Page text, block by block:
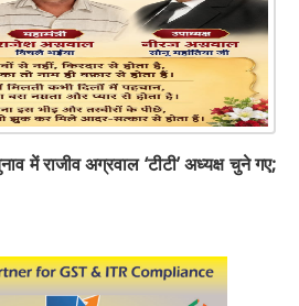
में राजीव अग्रवाल ‘टीटी’ अध्यक्ष चुने गए;